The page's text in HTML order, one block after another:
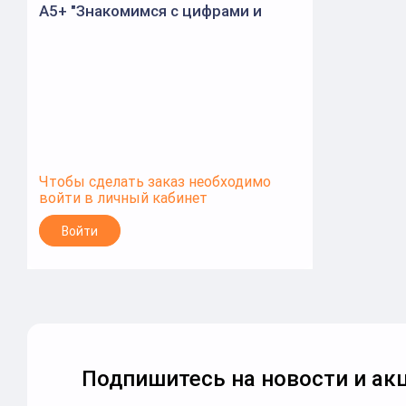
А5+ "Знакомимся с цифрами и
Чтобы сделать заказ необходимо
войти в личный кабинет
Войти
Подпишитесь на новости и